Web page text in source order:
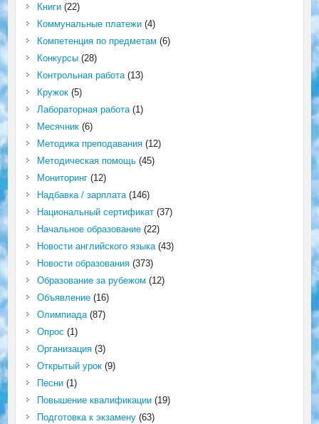
Книги(22)
Коммунальные платежи(4)
Компетенция по предметам (6)
Конкурсы(28)
Контрольная работа(13)
Кружок(5)
Лабораторная работа(1)
Месячник(6)
Методика преподавания(12)
Методическая помощь(45)
Мониторинг(12)
Надбавка / зарплата(146)
Национальный сертификат(37)
Начальное образование(22)
Новости английского языка(43)
Новости образования(373)
Образование за рубежом (12)
Объявление(16)
Олимпиада(87)
Опрос (1)
Организация(3)
Открытый урок(9)
Песни(1)
Повышение квалификации(19)
Подготовка к экзамену(63)